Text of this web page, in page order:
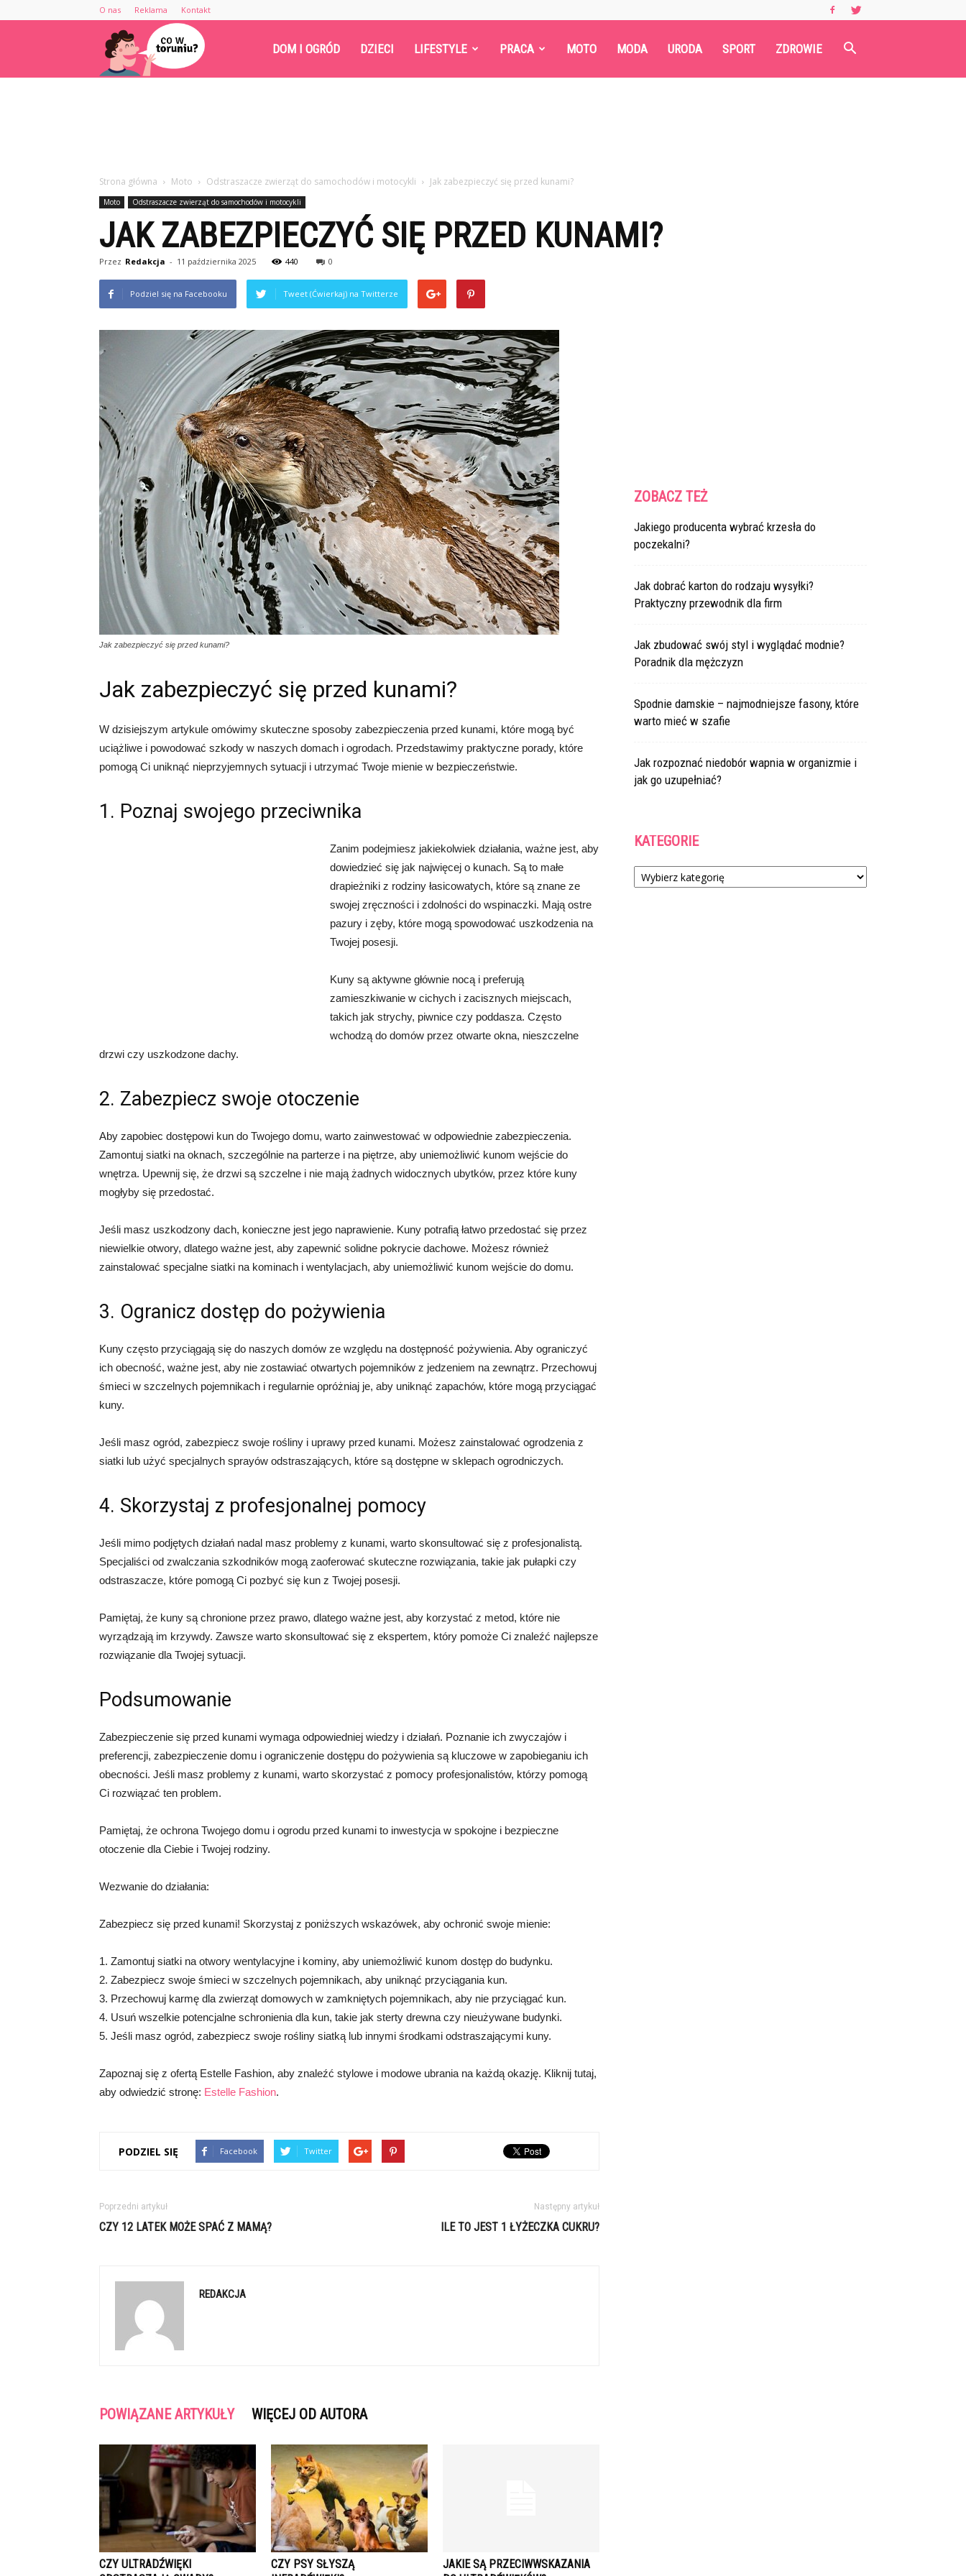
O nas Reklama Kontakt
Cowtoruniu.pl DOM I OGRÓD DZIECI LIFESTYLE PRACA MOTO MODA URODA SPORT ZDROWIE
Strona główna Moto Odstraszacze zwierząt do samochodów i motocykli Jak zabezpieczyć się przed kunami?
Moto Odstraszacze zwierząt do samochodów i motocykli
JAK ZABEZPIECZYĆ SIĘ PRZED KUNAMI?
Przez Redakcja - 11 października 2025 440 0
Podziel się na Facebooku Tweet (Ćwierkaj) na Twitterze
Jak zabezpieczyć się przed kunami?
Jak zabezpieczyć się przed kunami?
W dzisiejszym artykule omówimy skuteczne sposoby zabezpieczenia przed kunami, które mogą być
uciążliwe i powodować szkody w naszych domach i ogrodach. Przedstawimy praktyczne porady, które
pomogą Ci uniknąć nieprzyjemnych sytuacji i utrzymać Twoje mienie w bezpieczeństwie.
1. Poznaj swojego przeciwnika
Zanim podejmiesz jakiekolwiek działania, ważne jest, aby
dowiedzieć się jak najwięcej o kunach. Są to małe
drapieżniki z rodziny łasicowatych, które są znane ze
swojej zręczności i zdolności do wspinaczki. Mają ostre
pazury i zęby, które mogą spowodować uszkodzenia na
Twojej posesji.
Kuny są aktywne głównie nocą i preferują
zamieszkiwanie w cichych i zacisznych miejscach,
takich jak strychy, piwnice czy poddasza. Często
wchodzą do domów przez otwarte okna, nieszczelne
drzwi czy uszkodzone dachy.
2. Zabezpiecz swoje otoczenie
Aby zapobiec dostępowi kun do Twojego domu, warto zainwestować w odpowiednie zabezpieczenia.
Zamontuj siatki na oknach, szczególnie na parterze i na piętrze, aby uniemożliwić kunom wejście do
wnętrza. Upewnij się, że drzwi są szczelne i nie mają żadnych widocznych ubytków, przez które kuny
mogłyby się przedostać.
Jeśli masz uszkodzony dach, konieczne jest jego naprawienie. Kuny potrafią łatwo przedostać się przez
niewielkie otwory, dlatego ważne jest, aby zapewnić solidne pokrycie dachowe. Możesz również
zainstalować specjalne siatki na kominach i wentylacjach, aby uniemożliwić kunom wejście do domu.
3. Ogranicz dostęp do pożywienia
Kuny często przyciągają się do naszych domów ze względu na dostępność pożywienia. Aby ograniczyć
ich obecność, ważne jest, aby nie zostawiać otwartych pojemników z jedzeniem na zewnątrz. Przechowuj
śmieci w szczelnych pojemnikach i regularnie opróżniaj je, aby uniknąć zapachów, które mogą przyciągać
kuny.
Jeśli masz ogród, zabezpiecz swoje rośliny i uprawy przed kunami. Możesz zainstalować ogrodzenia z
siatki lub użyć specjalnych sprayów odstraszających, które są dostępne w sklepach ogrodniczych.
4. Skorzystaj z profesjonalnej pomocy
Jeśli mimo podjętych działań nadal masz problemy z kunami, warto skonsultować się z profesjonalistą.
Specjaliści od zwalczania szkodników mogą zaoferować skuteczne rozwiązania, takie jak pułapki czy
odstraszacze, które pomogą Ci pozbyć się kun z Twojej posesji.
Pamiętaj, że kuny są chronione przez prawo, dlatego ważne jest, aby korzystać z metod, które nie
wyrządzają im krzywdy. Zawsze warto skonsultować się z ekspertem, który pomoże Ci znaleźć najlepsze
rozwiązanie dla Twojej sytuacji.
Podsumowanie
Zabezpieczenie się przed kunami wymaga odpowiedniej wiedzy i działań. Poznanie ich zwyczajów i
preferencji, zabezpieczenie domu i ograniczenie dostępu do pożywienia są kluczowe w zapobieganiu ich
obecności. Jeśli masz problemy z kunami, warto skorzystać z pomocy profesjonalistów, którzy pomogą
Ci rozwiązać ten problem.
Pamiętaj, że ochrona Twojego domu i ogrodu przed kunami to inwestycja w spokojne i bezpieczne
otoczenie dla Ciebie i Twojej rodziny.
Wezwanie do działania:
Zabezpiecz się przed kunami! Skorzystaj z poniższych wskazówek, aby ochronić swoje mienie:
1. Zamontuj siatki na otwory wentylacyjne i kominy, aby uniemożliwić kunom dostęp do budynku.
2. Zabezpiecz swoje śmieci w szczelnych pojemnikach, aby uniknąć przyciągania kun.
3. Przechowuj karmę dla zwierząt domowych w zamkniętych pojemnikach, aby nie przyciągać kun.
4. Usuń wszelkie potencjalne schronienia dla kun, takie jak sterty drewna czy nieużywane budynki.
5. Jeśli masz ogród, zabezpiecz swoje rośliny siatką lub innymi środkami odstraszającymi kuny.
Zapoznaj się z ofertą Estelle Fashion, aby znaleźć stylowe i modowe ubrania na każdą okazję. Kliknij tutaj,
aby odwiedzić stronę: Estelle Fashion.
PODZIEL SIĘ Facebook Twitter
Poprzedni artykuł
CZY 12 LATEK MOŻE SPAĆ Z MAMĄ?
Następny artykuł
ILE TO JEST 1 ŁYŻECZKA CUKRU?
REDAKCJA
POWIĄZANE ARTYKUŁY WIĘCEJ OD AUTORA
CZY ULTRADŹWIĘKI
CZY PSY SŁYSZĄ
JAKIE SĄ PRZECIWWSKAZANIA
ZOBACZ TEŻ
Jakiego producenta wybrać krzesła do
poczekalni?
Jak dobrać karton do rodzaju wysyłki?
Praktyczny przewodnik dla firm
Jak zbudować swój styl i wyglądać modnie?
Poradnik dla mężczyzn
Spodnie damskie – najmodniejsze fasony, które
warto mieć w szafie
Jak rozpoznać niedobór wapnia w organizmie i
jak go uzupełniać?
KATEGORIE
Kategorie